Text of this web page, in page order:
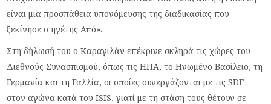
είναι μια προσπάθεια υπονόμευσης της διαδικασίας που
ξεκίνησε ο ηγέτης Από».
Στη δήλωσή του ο Καραγιλάν επέκρινε σκληρά τις χώρες του
Διεθνούς Συνασπισμού, όπως τις ΗΠΑ, το Ηνωμένο Βασίλειο, τη
Γερμανία και τη Γαλλία, οι οποίες συνεργάζονται με τις SDF
στον αγώνα κατά του ISIS, γιατί με τη στάση τους θέτουν σε